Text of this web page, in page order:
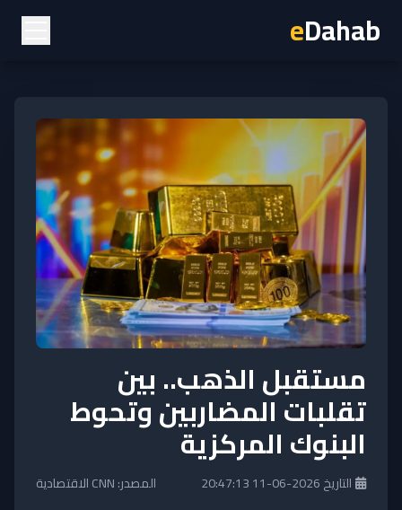
eDahab
مستقبل الذهب.. بين
تقلبات المضاربين وتحوط
البنوك المركزية
التاريخ 2026-06-11 20:47:13 المصدر: CNN الاقتصادية